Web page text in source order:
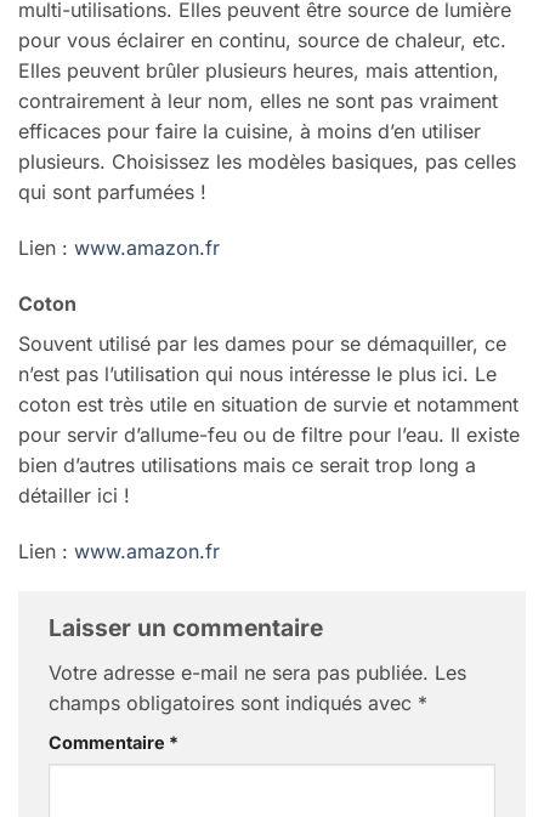
multi-utilisations. Elles peuvent être source de lumière
pour vous éclairer en continu, source de chaleur, etc.
Elles peuvent brûler plusieurs heures, mais attention,
contrairement à leur nom, elles ne sont pas vraiment
efficaces pour faire la cuisine, à moins d’en utiliser
plusieurs. Choisissez les modèles basiques, pas celles
qui sont parfumées !
Lien : www.amazon.fr
Coton
Souvent utilisé par les dames pour se démaquiller, ce
n’est pas l’utilisation qui nous intéresse le plus ici. Le
coton est très utile en situation de survie et notamment
pour servir d’allume-feu ou de filtre pour l’eau. Il existe
bien d’autres utilisations mais ce serait trop long a
détailler ici !
Lien : www.amazon.fr
Laisser un commentaire
Votre adresse e-mail ne sera pas publiée. Les
champs obligatoires sont indiqués avec *
Commentaire *